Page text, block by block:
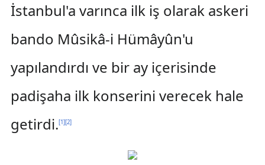
İstanbul'a varınca ilk iş olarak askeri
bando Mûsikâ-i Hümâyûn'u
yapılandırdı ve bir ay içerisinde
padişaha ilk konserini verecek hale
getirdi.[1][2]